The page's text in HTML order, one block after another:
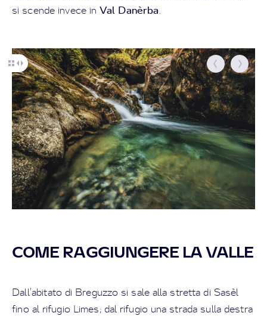
si scende invece inVal Danèrba.
COME RAGGIUNGERE LA VALLE
Dall’abitato di Breguzzo si sale alla stretta di Sasèl
fino al rifugio Limes; dal rifugio una strada sulla destra